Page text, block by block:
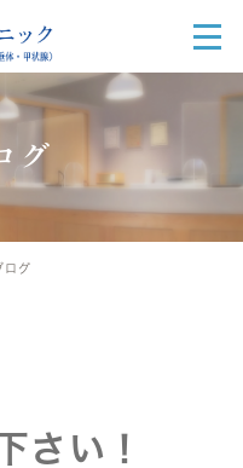
グ
ログ
さい！